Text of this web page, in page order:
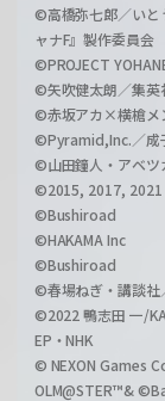
©高橋弥七郎／いと
ャナF』製作委員会
©PROJECT
©矢吹健太朗／集英
©赤坂アカ×横槍メ
©Pyramid,Inc.／成
©山田鐘人・アベツ
©2015, 2017, 2021
©Bushiroad
©HAKAMA Inc
©Bushiroad
©春場ねぎ・講談
©2022 鴨志田 一/
EP・NHK
© NEXON Games
OLM@STER™&